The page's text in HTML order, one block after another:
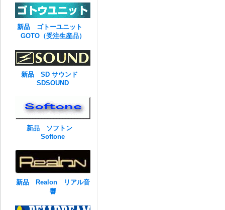
新品 ゴトーユニット
GOTO（受注生産品）
新品 SD サウンド
SDSOUND
新品 ソフトン
Softone
新品 Realon リアル音
響